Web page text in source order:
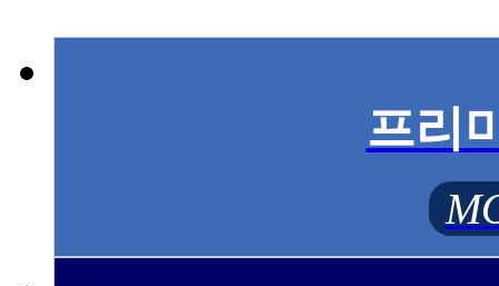
프리